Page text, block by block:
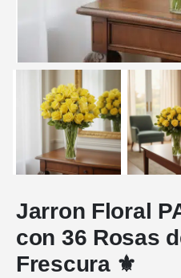
Jarron Floral
con 36 Rosas
Frescura ⚜️